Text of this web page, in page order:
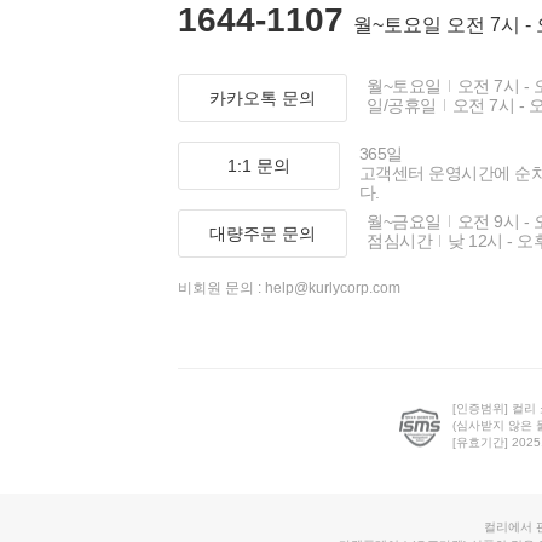
1644-1107 월~토요일 오전 7시 -
카카오톡 문의
월~토요일
오전 7시 -
일/공휴일
오전 7시 -
1:1 문의
365일
고객센터 운영시간에 순
다.
대량주문 문의
월~금요일
오전 9시 -
점심시간
낮 12시 - 오
비회원 문의 : help@kurlycorp.com
[인증범위] 컬리
(심사받지 않은
[유효기간]
컬리에서